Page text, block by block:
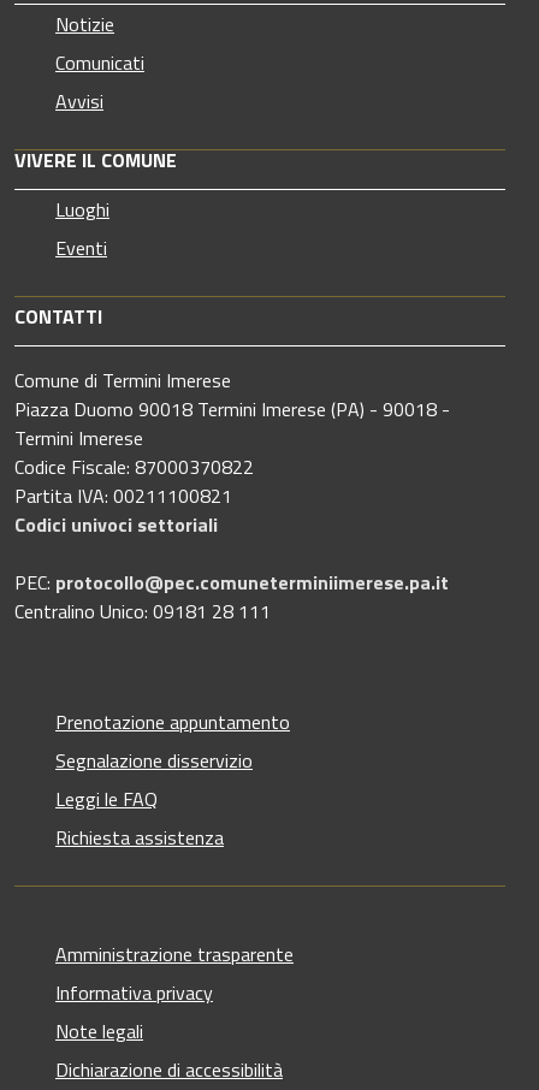
Notizie
Comunicati
Avvisi
VIVERE IL COMUNE
Luoghi
Eventi
CONTATTI
Comune di Termini Imerese
Piazza Duomo 90018 Termini Imerese (PA) - 90018 -
Termini Imerese
Codice Fiscale: 87000370822
Partita IVA: 00211100821
Codici univoci settoriali
PEC: protocollo@pec.comuneterminiimerese.pa.it
Centralino Unico: 09181 28 111
Prenotazione appuntamento
Segnalazione disservizio
Leggi le FAQ
Richiesta assistenza
Amministrazione trasparente
Informativa privacy
Note legali
Dichiarazione di accessibilità